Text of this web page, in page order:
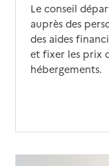
Le conseil
auprès des
des aides
et fixer les prix
hébergements.